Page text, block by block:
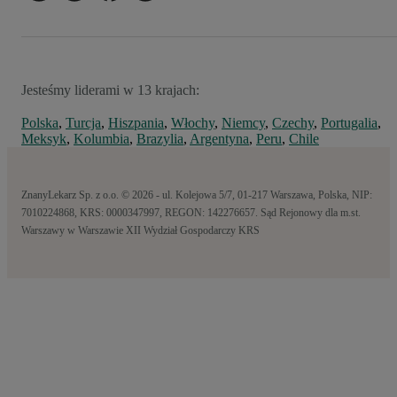
Jesteśmy liderami w 13 krajach:
Polska, Turcja, Hiszpania, Włochy, Niemcy, Czechy, Portugalia,
Meksyk, Kolumbia, Brazylia, Argentyna, Peru, Chile
ZnanyLekarz Sp. z o.o. © 2026 - ul. Kolejowa 5/7, 01-217 Warszawa, Polska, NIP:
7010224868, KRS: 0000347997, REGON: 142276657. Sąd Rejonowy dla m.st.
Warszawy w Warszawie XII Wydział Gospodarczy KRS